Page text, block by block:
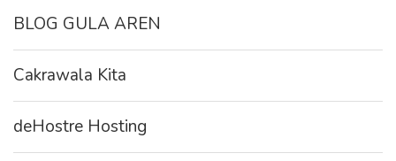
BLOG GULA AREN
Cakrawala Kita
deHostre Hosting